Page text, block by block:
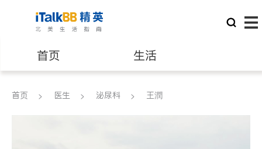
首页 生活
医生 律师
首页 医生 泌尿科 王潤